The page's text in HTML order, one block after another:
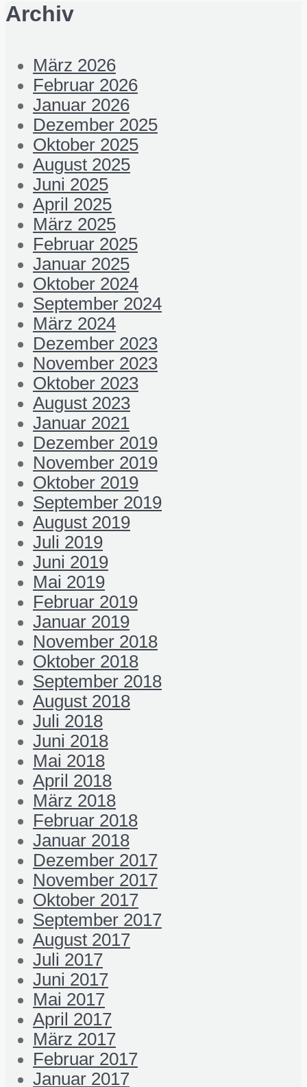
Archiv
März 2026
Februar 2026
Januar 2026
Dezember 2025
Oktober 2025
August 2025
Juni 2025
April 2025
März 2025
Februar 2025
Januar 2025
Oktober 2024
September 2024
März 2024
Dezember 2023
November 2023
Oktober 2023
August 2023
Januar 2021
Dezember 2019
November 2019
Oktober 2019
September 2019
August 2019
Juli 2019
Juni 2019
Mai 2019
Februar 2019
Januar 2019
November 2018
Oktober 2018
September 2018
August 2018
Juli 2018
Juni 2018
Mai 2018
April 2018
März 2018
Februar 2018
Januar 2018
Dezember 2017
November 2017
Oktober 2017
September 2017
August 2017
Juli 2017
Juni 2017
Mai 2017
April 2017
März 2017
Februar 2017
Januar 2017